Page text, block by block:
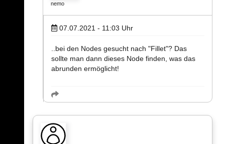
nemo
07.07.2021 - 11:03 Uhr
..bei den Nodes gesucht nach "Fillet"? Das
sollte man dann dieses Node finden, was das
abrunden ermöglicht!